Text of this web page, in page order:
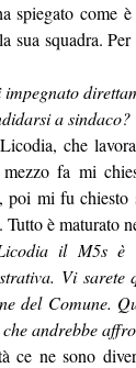
spiegato come
sua squadra.
a sindaco?
che
fa mi
poi mi fu chiesto
Tutto è maturato
il M5s è
Vi
del Comune.
andrebbe
ce ne sono